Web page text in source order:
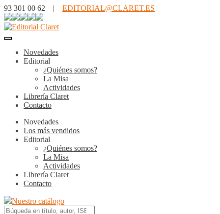
93 301 00 62 | EDITORIAL@CLARET.ES
Novedades
Editorial
¿Quiénes somos?
La Misa
Actividades
Librería Claret
Contacto
Novedades
Los más vendidos
Editorial
¿Quiénes somos?
La Misa
Actividades
Librería Claret
Contacto
Nuestro catálogo